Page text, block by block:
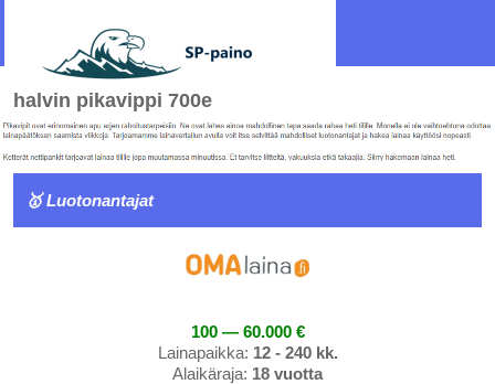
halvin pikavippi 700e
🥇 Luotonantajat
100 — 60.000 €
Lainapaikka: 12 - 240 kk.
Alaikäraja: 18 vuotta